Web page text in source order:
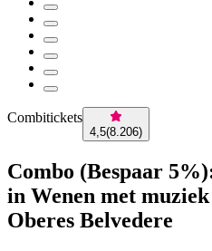
Combitickets
4,5(8.206)
Combo (Bespaar
in Wenen met
Oberes Belvedere